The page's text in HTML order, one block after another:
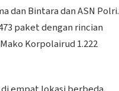
dan Bintara dan ASN Polri.
paket dengan rincian
Korpolairud 1.222